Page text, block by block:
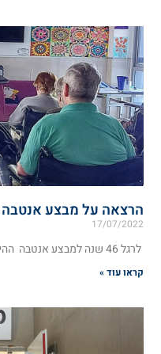
הרצאה על מבצע אנטבה
17/07/2022
לרגל 46 שנה למבצע אנטבה ההירואי , שהתרחש ב-4 ביולי 1976 הגיע
קראו עוד »